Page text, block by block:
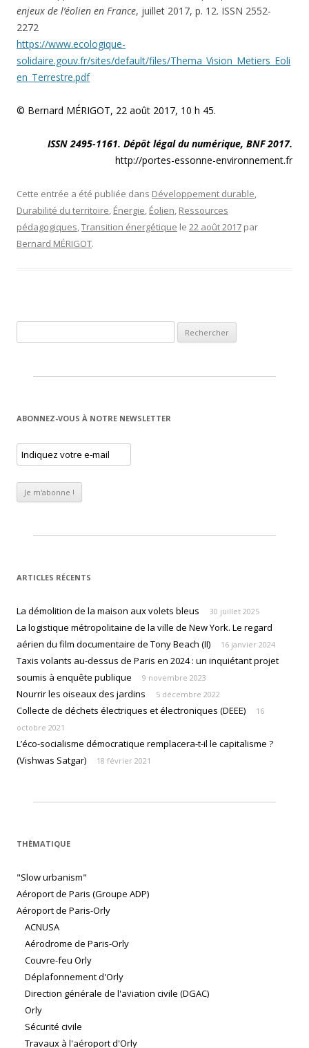
enjeux de l’éolien en France, juillet 2017, p. 12. ISSN 2552-
2272
https://www.ecologique-
solidaire.gouv.fr/sites/default/files/Thema_Vision_Metiers_Eoli
en_Terrestre.pdf
© Bernard MÉRIGOT, 22 août 2017, 10 h 45.
ISSN 2495-1161. Dépôt légal du numérique, BNF 2017.
http://portes-essonne-environnement.fr
Cette entrée a été publiée dans Développement durable,
Durabilité du territoire, Énergie, Éolien, Ressources
pédagogiques,Transition énergétique le 22 août 2017 par
Bernard MÉRIGOT.
ABONNEZ-VOUS À NOTRE NEWSLETTER
ARTICLES RÉCENTS
La démolition de la maison aux volets bleus 30 juillet 2025
La logistique métropolitaine de la ville de New York. Le regard
aérien du film documentaire de Tony Beach (II)
16 janvier 2024
Taxis volants au-dessus de Paris en 2024 : un inquiétant projet
soumis à enquête publique
9 novembre 2023
Nourrir les oiseaux des jardins 5 décembre 2022
Collecte de déchets électriques et électroniques (DEEE)
16
octobre 2021
L’éco-socialisme démocratique remplacera-t-il le capitalisme ?
(Vishwas Satgar)
18 février 2021
THÈMATIQUE
"Slow urbanism"
Aéroport de Paris (Groupe ADP)
Aéroport de Paris-Orly
ACNUSA
Aérodrome de Paris-Orly
Couvre-feu Orly
Déplafonnement d'Orly
Direction générale de l'aviation civile (DGAC)
Orly
Sécurité civile
Travaux à l'aéroport d'Orly